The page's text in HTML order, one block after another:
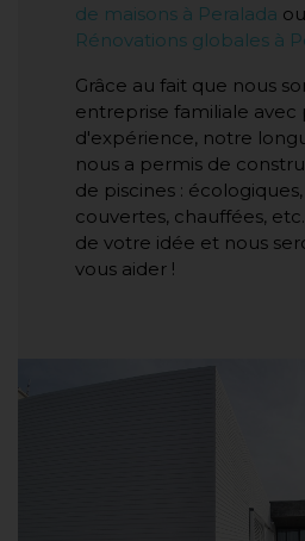
de maisons à Peralada
Rénovations globales à
Grâce au fait que nous
entreprise familiale avec
d'expérience, notre
nous a permis de
de piscines :
couvertes, chauffées,
de votre idée et nous
vous aider !